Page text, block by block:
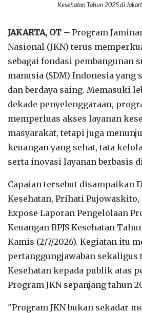
Kesehatan Tahun 2025 di
JAKARTA, OT – Program
Nasional (JKN) terus
sebagai fondasi pembangunan
manusia (SDM) Indonesia yang
dan berdaya saing. Memasuki
dekade penyelenggaraan,
memperluas akses layanan
masyarakat, tetapi juga
keuangan yang sehat, tata
serta inovasi layanan berbasis
Capaian tersebut disampaikan
Kesehatan, Prihati Pujowaskito,
Expose Laporan Pengelolaan
Keuangan BPJS Kesehatan
Kamis (2/7/2026). Kegiatan itu
pertanggungjawaban sekaligus
Kesehatan kepada publik atas
Program JKN sepanjang tahun
"Program JKN bukan sekadar